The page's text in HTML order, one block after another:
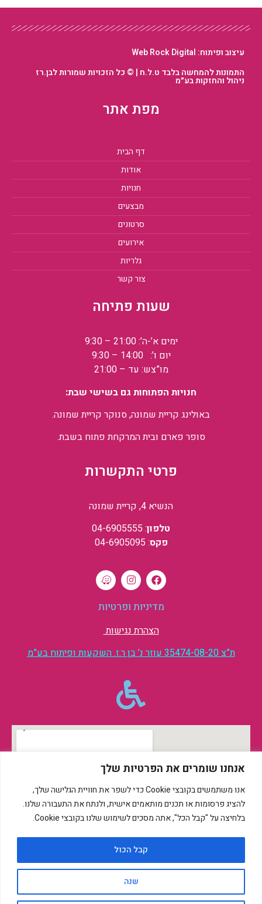
אנחנו שומרים את הפרטיות שלך
אנו משתמשים בקובצי Cookie כדי לשפר את חוויית הגלישה שלך,
להציג פרסומות או תכנים מותאמים אישית, ולנתח את התעבורה שלנו.
בלחיצה על "קבל הכל", אתה מסכים לשימוש שלנו בקובצי Cookie.
שנה
קבל הכול
עיצוב ופיתוח: Web Rock Digital
התמונות להמחשה בלבד ט.ל.ח | © כל הזכויות שמורות לבן.רז
ניהול והחזקות בע״מ
מפת אתר
דף הבית
אודות
חנויות
מבצעים
סרטונים
אירועים
גלריות
צור קשר
שעות פתיחה
ימים א’-ה’: 21:00 – 9:30
יום ו’: 14:00 – 9:30
מו”צש: עד – 21:00
חנויות הפתוחות גם בשישי שבת:
באולינג קריית שמונה, סנוקר קריית שמונה.
סופר פארם ובית המרקחת פתוח בשבת.
פרטי התקשרות
הנשיא 4, קריית שמונה
טלפון: 04-6905555
פקס: 04-6905095
מדיניות ופרטיות
הצהרת נגישות
ת”צ 35474-08-20 עוזר נ’ בן ר.ז. השקעות ופיתוח בע”מ